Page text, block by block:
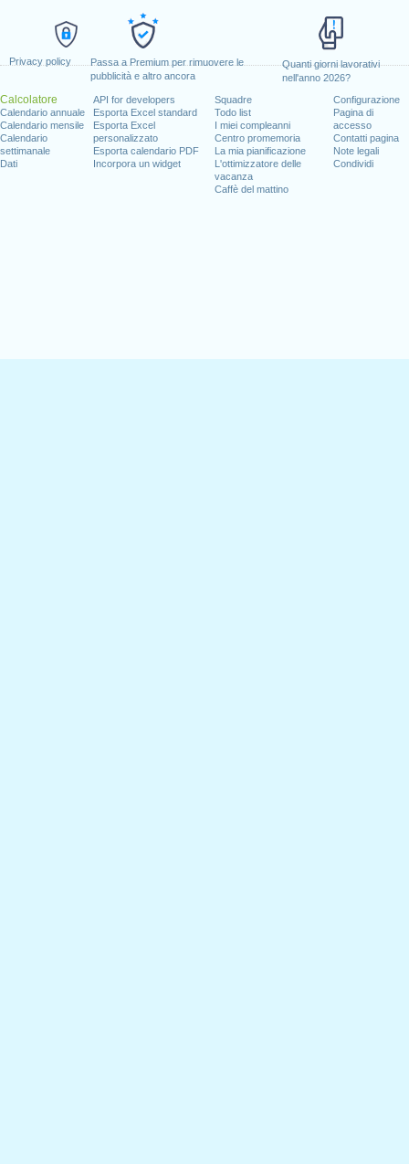
Privacy policy
Passa a Premium per rimuovere le
pubblicità e altro ancora
Quanti giorni lavorativi
nell'anno 2026?
Calcolatore
Calendario annuale
Calendario mensile
Calendario
settimanale
Dati
API for developers
Esporta Excel standard
Esporta Excel
personalizzato
Esporta calendario PDF
Incorpora un widget
Squadre
Todo list
I miei compleanni
Centro promemoria
La mia pianificazione
L'ottimizzatore delle
vacanza
Caffè del mattino
Configurazione
Pagina di
accesso
Contatti pagina
Note legali
Condividi